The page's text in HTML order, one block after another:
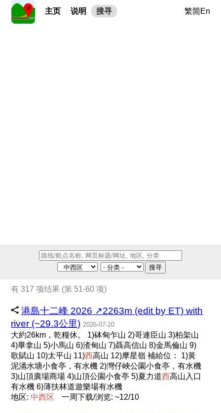
主页 说明 搜寻 繁简En
搜寻
有 317 项结果 (第 51-60 项)
港島十二峰 2026 ↗️2263m (edit by ET) with
river (~29.3公里) 2026-07-20
大約26km，乾糧休。 1)砵甸乍山 2)哥連臣山 3)柏架山
4)畢拿山 5)小馬山 6)渣甸山 7)聶高信山 8)金馬倫山 9)
歌賦山 10)太平山 11)西高山 12)摩星嶺 補給位： 1)黃
泥涌水塘小食亭，有水機 2)灣仔峽公園小食亭，有水機
3)山頂廣場商場 4)山頂公園小食亭 5)夏力道西高山入口
有水機 6)薄扶林道遊樂場有水機
地区: 中西区 一周下载/浏览: ~12/10